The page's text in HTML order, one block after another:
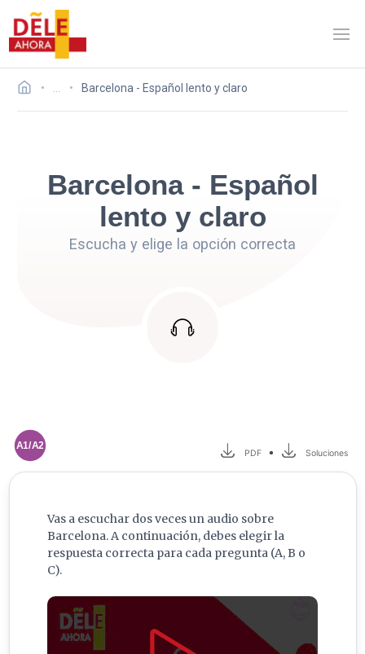
Barcelona - Español lento y claro
Barcelona - Español
lento y claro
Escucha y elige la opción correcta
A1/A2
PDF • Soluciones
Vas a escuchar dos veces un audio sobre
Barcelona. A continuación, debes elegir la
respuesta correcta para cada pregunta (A, B o
C).